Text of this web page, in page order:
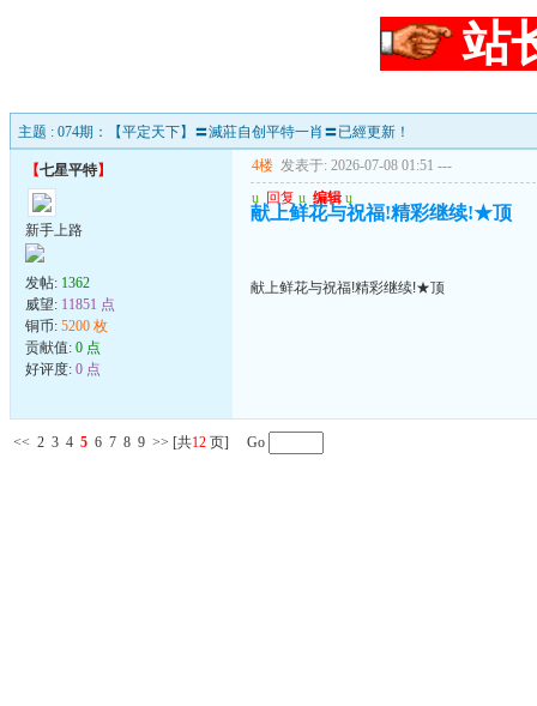
站
主题 : 074期：【平定天下】〓滅莊自创平特一肖〓已經更新！
【七星平特】
新手上路
发帖: 1362
威望: 11851 点
铜币: 5200 枚
贡献值: 0 点
好评度: 0 点
4楼 发表于: 2026-07-08 01:51 ---
u 回复 u 编辑 u
献上鲜花与祝福!精彩继续!★顶
献上鲜花与祝福!精彩继续!★顶
<< 2 3 4 5 6 7 8 9 >> [共12 页] Go